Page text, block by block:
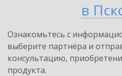
в
Ознакомьтесь с
выберите партнёра и
консультацию,
продукта.